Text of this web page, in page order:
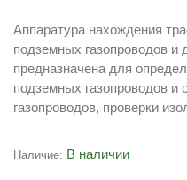
Аппаратура нахождения
подземных газопроводов
предназначена для
подземных газопроводов и
газопроводов, проверки
Наличие: В наличии